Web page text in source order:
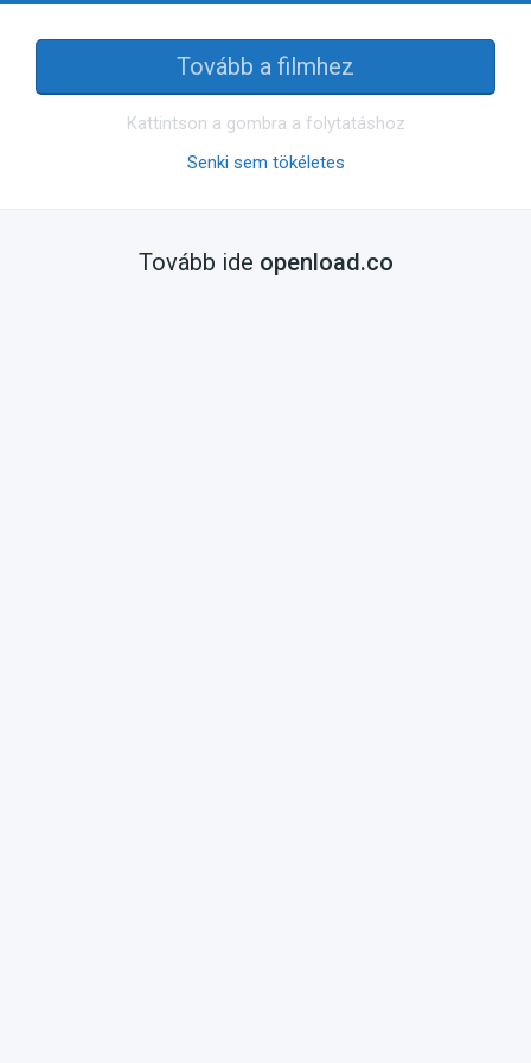
Tovább a filmhez
Kattintson a gombra a folytatáshoz
Senki sem tökéletes
Tovább ide openload.co